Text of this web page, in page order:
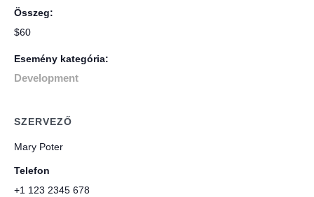
Összeg:
$60
Esemény kategória:
Development
SZERVEZŐ
Mary Poter
Telefon
+1 123 2345 678